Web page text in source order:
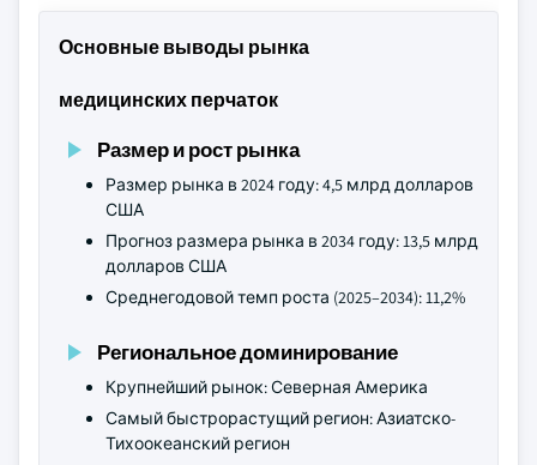
Основные выводы рынка
медицинских перчаток
Размер и рост рынка
Размер рынка в 2024 году: 4,5 млрд долларов
США
Прогноз размера рынка в 2034 году: 13,5 млрд
долларов США
Среднегодовой темп роста (2025–2034): 11,2%
Региональное доминирование
Крупнейший рынок: Северная Америка
Самый быстрорастущий регион: Азиатско-
Тихоокеанский регион